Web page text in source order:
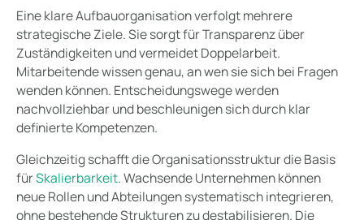
Eine klare Aufbauorganisation verfolgt mehrere
strategische Ziele. Sie sorgt für Transparenz über
Zuständigkeiten und vermeidet Doppelarbeit.
Mitarbeitende wissen genau, an wen sie sich bei Fragen
wenden können. Entscheidungswege werden
nachvollziehbar und beschleunigen sich durch klar
definierte Kompetenzen.
Gleichzeitig schafft die Organisationsstruktur die Basis
fürSkalierbarkeit. Wachsende Unternehmen können
neue Rollen und Abteilungen systematisch integrieren,
ohne bestehende Strukturen zu destabilisieren. Die